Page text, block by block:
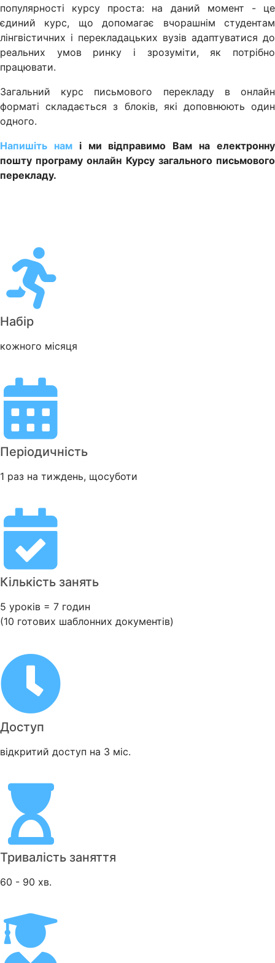
популярності курсу проста: на даний момент - це
єдиний курс, що допомагає вчорашнім студентам
лінгвістичних і перекладацьких вузів адаптуватися до
реальних умов ринку і зрозуміти, як потрібно
працювати.
Загальний курс письмового перекладу в онлайн
форматі складається з блоків, які доповнюють один
одного.
Напишіть намі ми відправимо Вам на електронну
пошту програму онлайн Курсу загального письмового
перекладу.
Набір
кожного місяця
Періодичність
1 раз на тиждень, щосуботи
Кількість занять
5 уроків = 7 годин
(10 готових шаблонних документів)
Доступ
відкритий доступ на 3 міс.
Тривалість заняття
60 - 90 хв.